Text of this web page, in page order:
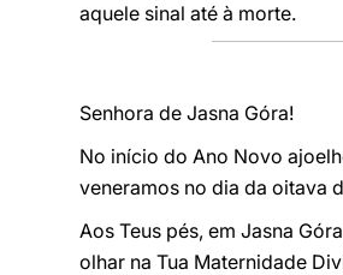
aquele sinal até à morte.
Senhora de Jasna Góra!
No início do Ano Novo
veneramos no dia da oitava
Aos Teus pés, em Jasna
olhar na Tua Maternidade